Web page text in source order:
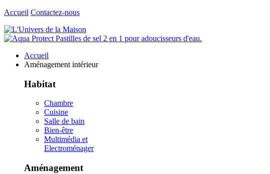
Accueil Contactez-nous
Accueil
Aménagement intérieur
Habitat
Chambre
Cuisine
Salle de bain
Bien-être
Multimédia et
Electroménager
Aménagement